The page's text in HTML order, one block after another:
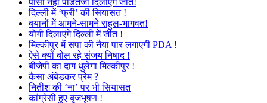
पासी नहीं पंडितजी दिलाएंगे जीत!
दिल्ली में ‘फ्री’ की सियासत !
बयानों में आमने-सामने राहुल-भागवत!
योगी दिलाएंगे दिल्ली में जीत !
मिल्कीपुर में सपा की नैया पार लगाएगी PDA !
ऐसे क्यों बोल रहे संजय निषाद !
बीजेपी का दाग धुलेगा मिल्कीपुर !
कैसा अंबेडकर प्रेम ?
नितीश की ‘ना’ पर भी सियासत
कांग्रेसी हुए बृजभूषण !